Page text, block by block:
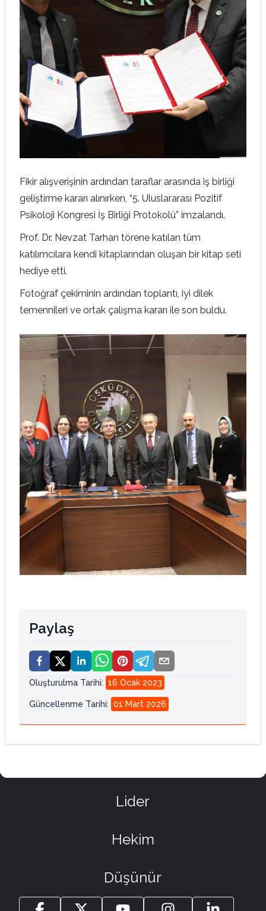
Fikir alışverişinin ardından taraflar arasında iş birliği
geliştirme kararı alınırken, “5. Uluslararası Pozitif
Psikoloji Kongresi İş Birliği Protokolü” imzalandı.
Prof. Dr. Nevzat Tarhan törene katılan tüm
katılımcılara kendi kitaplarından oluşan bir kitap seti
hediye etti.
Fotoğraf çekiminin ardından toplantı, iyi dilek
temennileri ve ortak çalışma kararı ile son buldu.
Paylaş
Oluşturulma Tarihi: 16 Ocak 2023
Güncellenme Tarihi: 01 Mart 2026
Lider
Hekim
Düşünür